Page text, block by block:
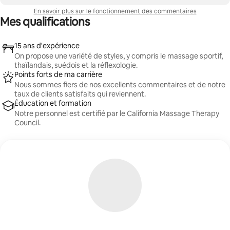
En savoir plus sur le fonctionnement des commentaires
Mes qualifications
15 ans d'expérience
On propose une variété de styles, y compris le massage sportif,
thaïlandais, suédois et la réflexologie.
Points forts de ma carrière
Nous sommes fiers de nos excellents commentaires et de notre
taux de clients satisfaits qui reviennent.
Éducation et formation
Notre personnel est certifié par le California Massage Therapy
Council.